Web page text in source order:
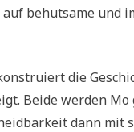
behutsame und
die
Beide werden
dann mit